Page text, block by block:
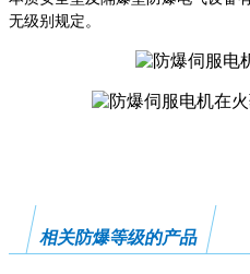
无级别规定。
相关防爆等级的产品